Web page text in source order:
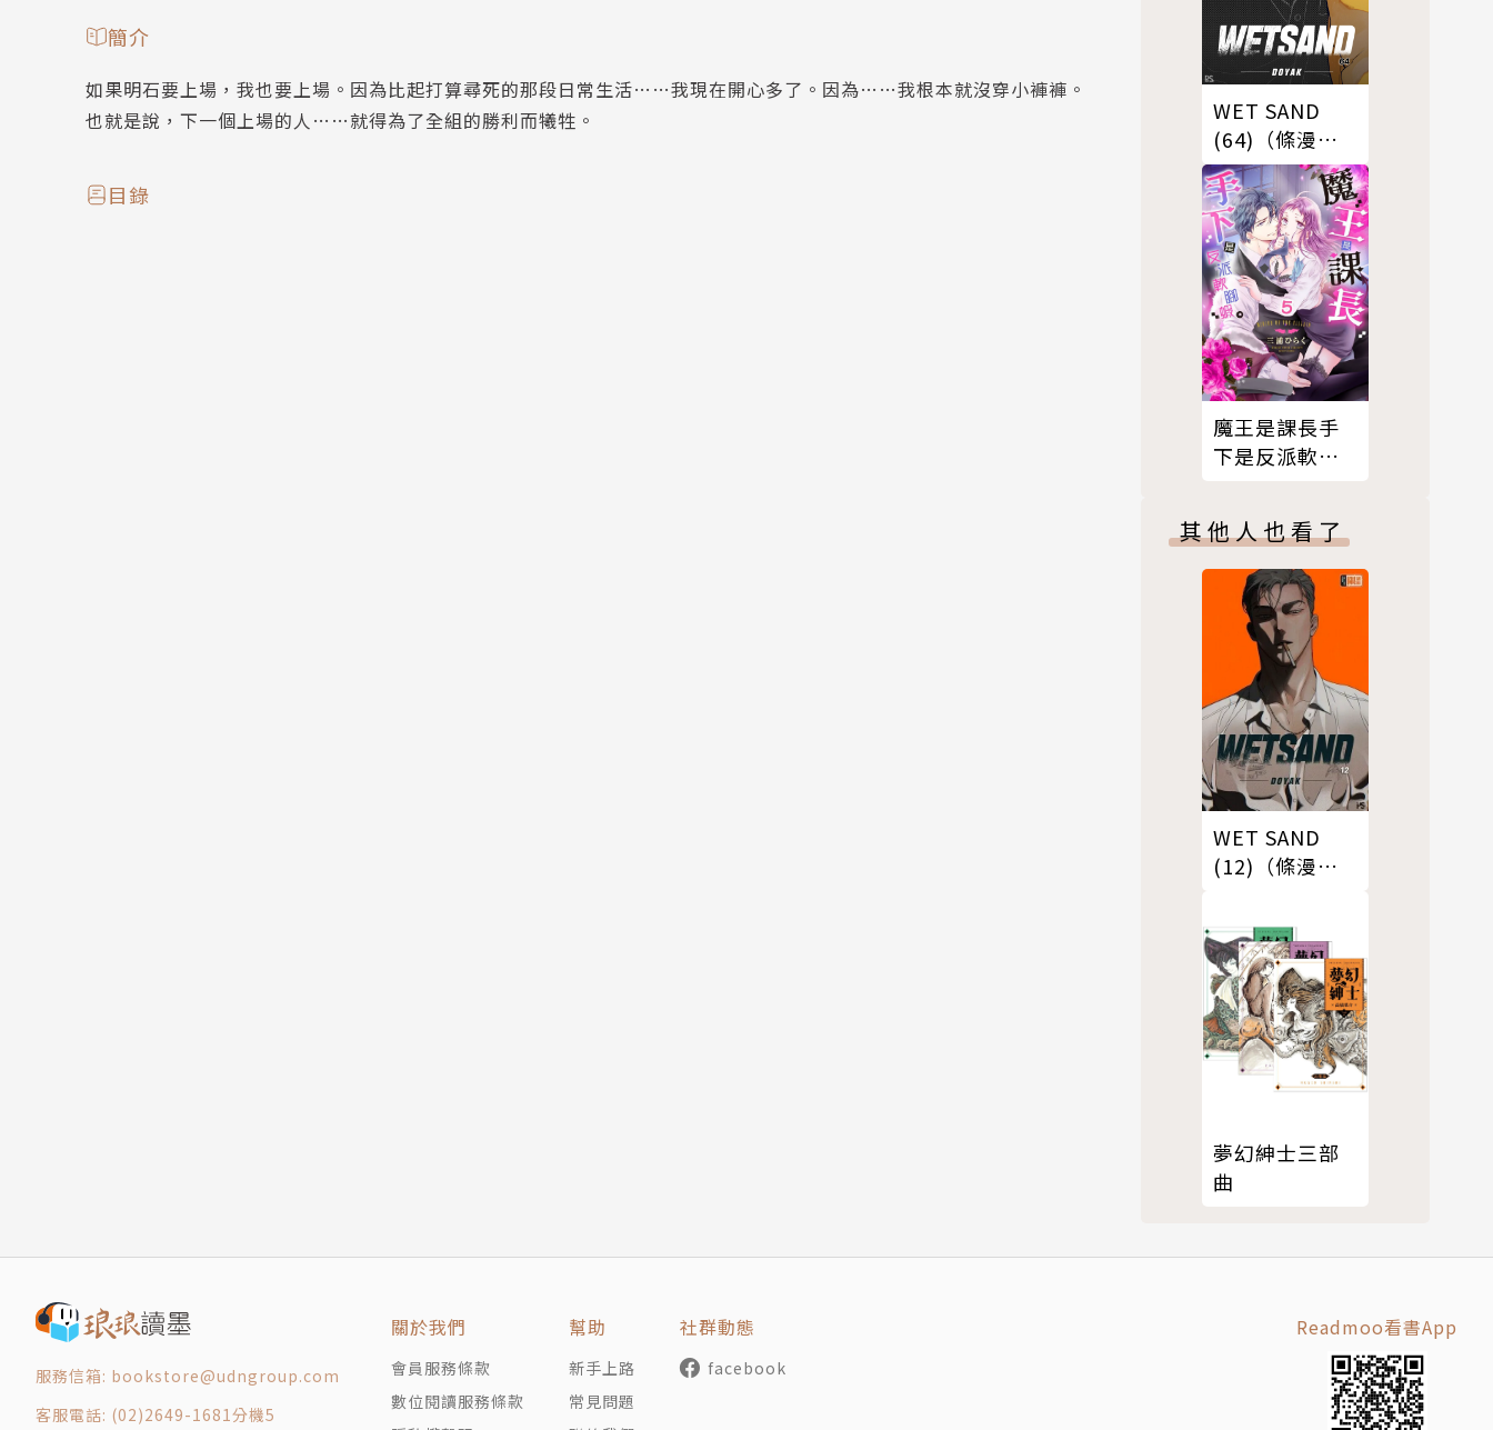
簡介
如果明石要上場，我也要上場。因為比起打算尋死的那段日常生活……我現在開心多了。因為……我根本就沒穿小褲褲。
也就是說，下一個上場的人……就得為了全組的勝利而犧牲。
目錄
WET SAND
(64)（條漫
版）
魔王是課長手
下是反派軟腳
其他人也看了
WET SAND
(12)（條漫
夢幻紳士三部
曲
服務信箱: bookstore@udngroup.com
客服電話: (02)2649-1681分機5
關於我們
會員服務條款
數位閱讀服務條款
幫助
新手上路
常見問題
社群動態
facebook
Readmoo看書App